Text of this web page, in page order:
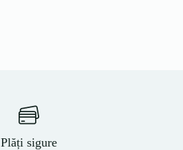
Plăți sigure